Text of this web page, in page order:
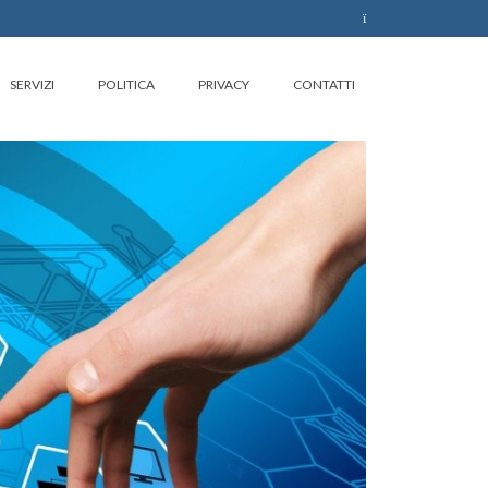
SERVIZI POLITICA PRIVACY CONTATTI